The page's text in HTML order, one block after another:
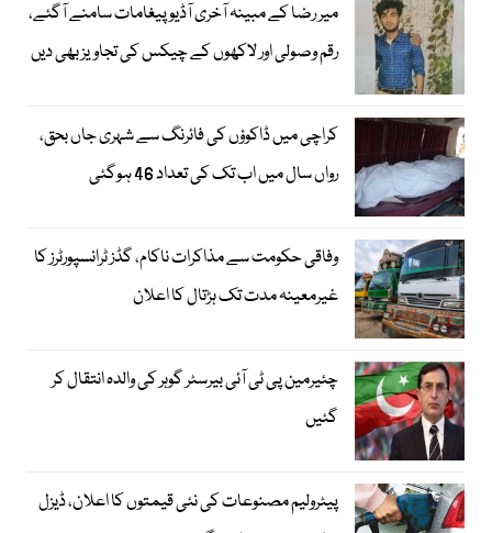
میر رضا کے مبینہ آخری آڈیو پیغامات سامنے آگئے،
رقم وصولی اور لاکھوں کے چیکس کی تجاویز بھی دیں
کراچی میں ڈاکوؤں کی فائرنگ سے شہری جاں بحق،
رواں سال میں اب تک کی تعداد 46 ہوگئی
وفاقی حکومت سے مذاکرات ناکام، گڈز ٹرانسپورٹرز کا
غیرمعینہ مدت تک ہڑتال کا اعلان
چئیرمین پی ٹی آئی بیرسٹر گوہر کی والدہ انتقال کر
گئیں
پیٹرولیم مصنوعات کی نئی قیمتوں کا اعلان، ڈیزل